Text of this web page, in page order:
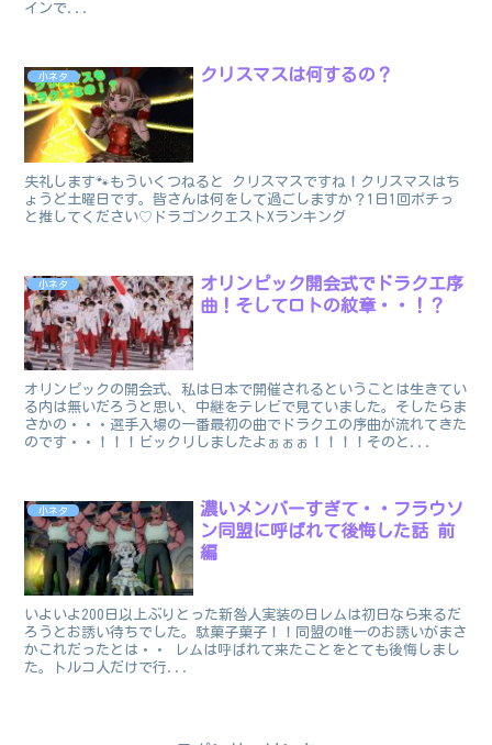
インで...
小ネタ クリスマスは何するの？
失礼します🐾もういくつねると クリスマスですね！クリスマスはち
ょうど土曜日です。皆さんは何をして過ごしますか？1日1回ポチっ
と推してください♡ドラゴンクエストXランキング
小ネタ
オリンピック開会式でドラクエ序
曲！そしてロトの紋章・・！？
オリンピックの開会式、私は日本で開催されるということは生きてい
る内は無いだろうと思い、中継をテレビで見ていました。そしたらま
さかの・・・選手入場の一番最初の曲でドラクエの序曲が流れてきた
のです・・！！！ビックリしましたよぉぉぉ！！！！そのと...
小ネタ
濃いメンバーすぎて・・フラウソ
ン同盟に呼ばれて後悔した話 前
編
いよいよ200日以上ぶりとった新咎人実装の日レムは初日なら来るだ
ろうとお誘い待ちでした。駄菓子菓子！！同盟の唯一のお誘いがまさ
かこれだったとは・・ レムは呼ばれて来たことをとても後悔しまし
た。トルコ人だけで行...